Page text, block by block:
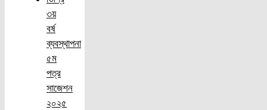
৩য়
বর্ষ
ব্যবস্থাপনা
৫ম
পত্র
সাজেশন
২০২৫